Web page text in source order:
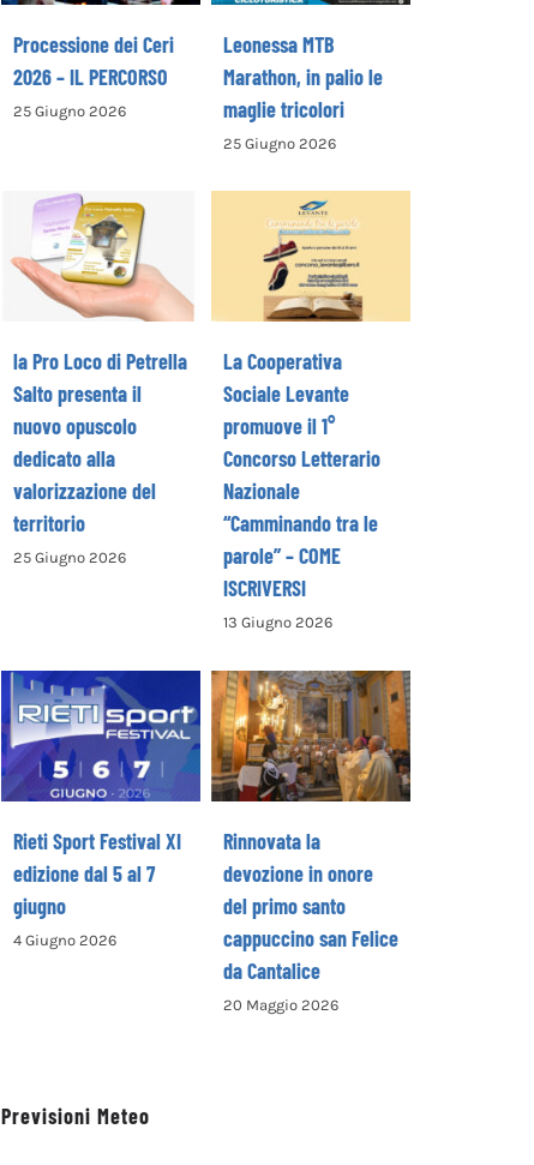
Processione dei Ceri
2026 – IL PERCORSO
25 Giugno 2026
Leonessa MTB
Marathon, in palio le
maglie tricolori
25 Giugno 2026
Petrella Salto
presenta il
nuovo opuscolo
dedicato alla
valorizzazione
del territorio
la Pro Loco di Petrella
Salto presenta il
nuovo opuscolo
dedicato alla
valorizzazione del
territorio
25 Giugno 2026
La Cooperativa
Sociale Levante
promuove il 1°
Concorso
Letterario
Nazionale
“Camminando tra
le parole” –
COME ISCRIVERSI
La Cooperativa
Sociale Levante
promuove il 1°
Concorso Letterario
Nazionale
“Camminando tra le
parole” – COME
ISCRIVERSI
13 Giugno 2026
Rieti Sport
Festival XI
edizione dal 5 al
7 giugno
Rieti Sport Festival XI
edizione dal 5 al 7
giugno
4 Giugno 2026
devozione in
onore del primo
santo
cappuccino san
Felice da
Cantalice
Rinnovata la
devozione in onore
del primo santo
cappuccino san Felice
da Cantalice
20 Maggio 2026
Previsioni Meteo